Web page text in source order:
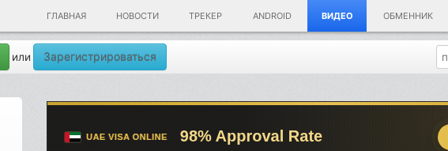
ГЛАВНАЯ НОВОСТИ ТРЕКЕР ANDROID ВИДЕО ОБМЕННИК
или Зарегистрироваться